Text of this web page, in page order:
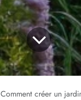
Comment créer un